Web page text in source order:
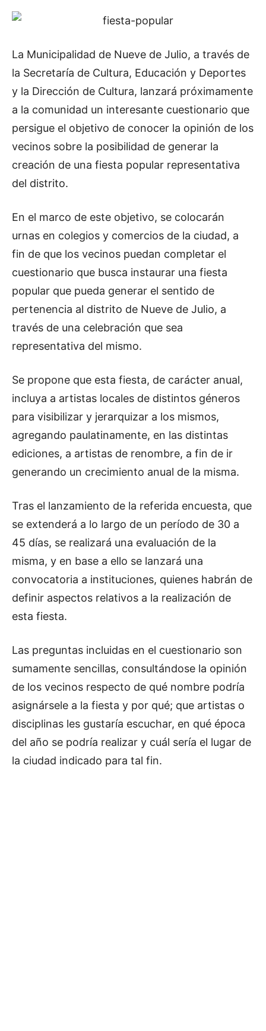
La Municipalidad de Nueve de Julio, a través de
la Secretaría de Cultura, Educación y Deportes
y la Dirección de Cultura, lanzará próximamente
a la comunidad un interesante cuestionario que
persigue el objetivo de conocer la opinión de los
vecinos sobre la posibilidad de generar la
creación de una fiesta popular representativa
del distrito.
En el marco de este objetivo, se colocarán
urnas en colegios y comercios de la ciudad, a
fin de que los vecinos puedan completar el
cuestionario que busca instaurar una fiesta
popular que pueda generar el sentido de
pertenencia al distrito de Nueve de Julio, a
través de una celebración que sea
representativa del mismo.
Se propone que esta fiesta, de carácter anual,
incluya a artistas locales de distintos géneros
para visibilizar y jerarquizar a los mismos,
agregando paulatinamente, en las distintas
ediciones, a artistas de renombre, a fin de ir
generando un crecimiento anual de la misma.
Tras el lanzamiento de la referida encuesta, que
se extenderá a lo largo de un período de 30 a
45 días, se realizará una evaluación de la
misma, y en base a ello se lanzará una
convocatoria a instituciones, quienes habrán de
definir aspectos relativos a la realización de
esta fiesta.
Las preguntas incluidas en el cuestionario son
sumamente sencillas, consultándose la opinión
de los vecinos respecto de qué nombre podría
asignársele a la fiesta y por qué; que artistas o
disciplinas les gustaría escuchar, en qué época
del año se podría realizar y cuál sería el lugar de
la ciudad indicado para tal fin.